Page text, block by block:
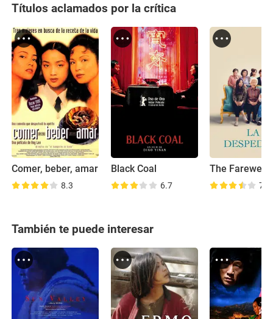
Títulos aclamados por la crítica
Comer, beber, amar
8.3
Black Coal
6.7
The Farewell
7.8
También te puede interesar